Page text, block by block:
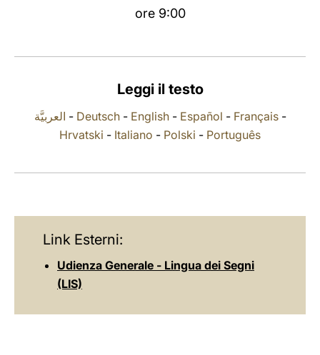
ore 9:00
Leggi il testo
العربيَّة - Deutsch- English- Español - Français-
Hrvatski - Italiano - Polski - Português
Link Esterni:
Udienza Generale - Lingua dei Segni
(LIS)